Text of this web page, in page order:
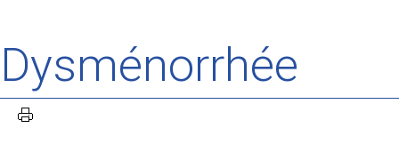
Dysménorrhée